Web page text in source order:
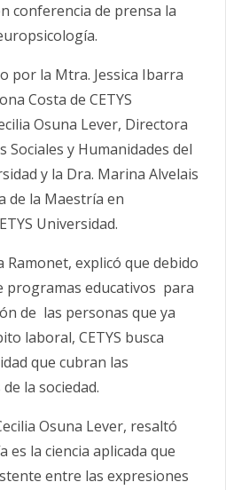
conferencia de prensa la
por la Mtra. Jessica Ibarra
Costa de CETYS
Osuna Lever, Directora
Sociales y Humanidades del
y la Dra. Marina Alvelais
de la Maestría en
Universidad.
Ramonet, explicó que debido
programas educativos para
de las personas que ya
laboral, CETYS busca
que cubran las
la sociedad.
Osuna Lever, resaltó
es la ciencia aplicada que
entre las expresiones